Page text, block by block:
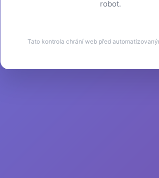
robot.
Tato kontrola chrání web před